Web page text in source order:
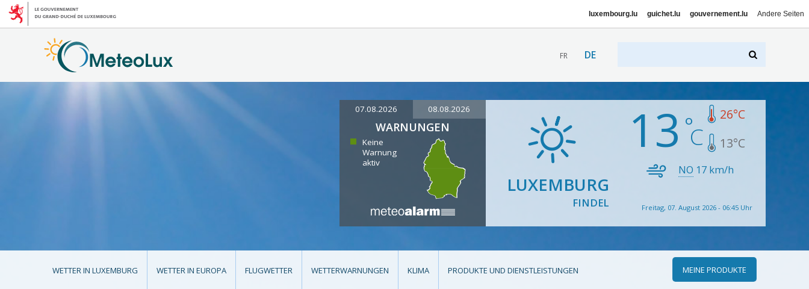
luxembourg.lu guichet.lu gouvernement.lu Andere Seiten
FR DE
07.08.2026 08.08.2026
WARNUNGEN
Keine
Warnung
aktiv
LUXEMBURG
FINDEL
13 26°C
13°C
NO 17 km/h
Freitag, 07. August 2026 - 06:45 Uhr
WETTER IN LUXEMBURG WETTER IN EUROPA FLUGWETTER WETTERWARNUNGEN KLIMA PRODUKTE UND DIENSTLEISTUNGEN MEINE PRODUKTE